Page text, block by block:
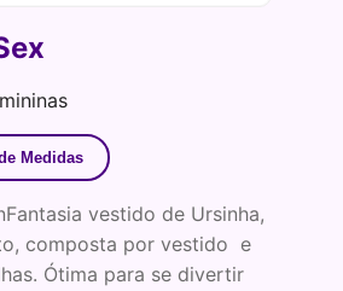
Medidas
vestido de Ursinha,
composta por vestido e
Ótima para se divertir